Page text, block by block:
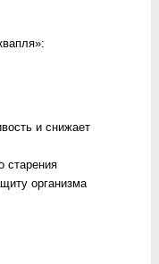
и снижает
старения
организма